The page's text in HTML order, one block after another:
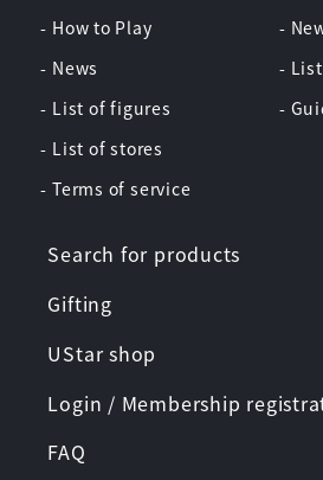
- How to Play
- News
- List of figures
- List of stores
- Terms of service
-
-
-
Search for products
Gifting
UStar shop
Login / Membership
FAQ